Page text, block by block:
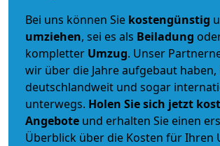
Bei uns können Sie kostengünstig
umziehen, sei es als Beiladung
kompletter Umzug. Unser
wir über die Jahre aufgebaut haben,
deutschlandweit und sogar
unterwegs. Holen Sie sich jetzt
Angebote und erhalten Sie einen
Überblick über die Kosten für Ihren